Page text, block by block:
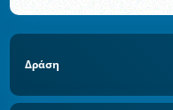
Δράση